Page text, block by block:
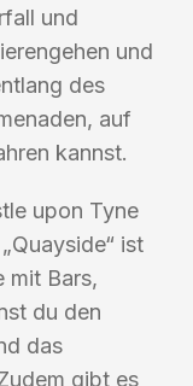
und
und
des
auf
kannst.
upon Tyne
ist
mit Bars,
du den
das
gibt es